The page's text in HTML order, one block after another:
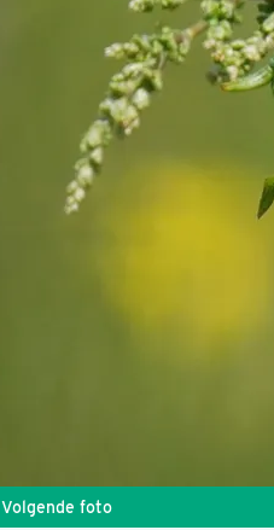
Volgende foto